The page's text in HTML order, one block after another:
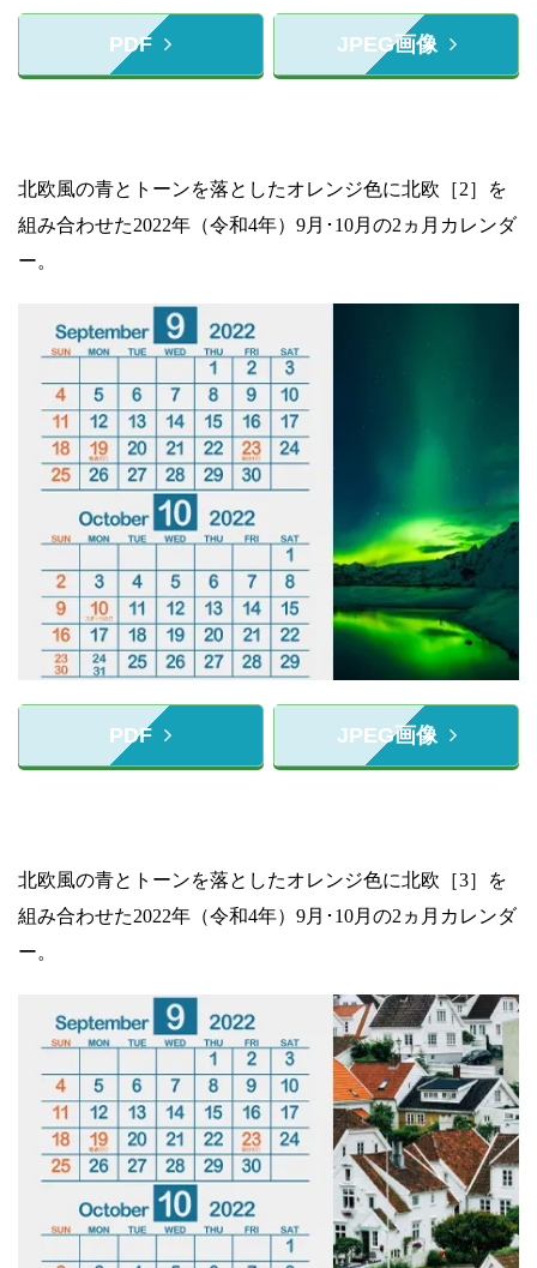
PDF JPEG画像
北欧風の青とトーンを落としたオレンジ色に北欧［2］を
組み合わせた2022年（令和4年）9月･10月の2ヵ月カレンダ
ー。
PDF JPEG画像
北欧風の青とトーンを落としたオレンジ色に北欧［3］を
組み合わせた2022年（令和4年）9月･10月の2ヵ月カレンダ
ー。